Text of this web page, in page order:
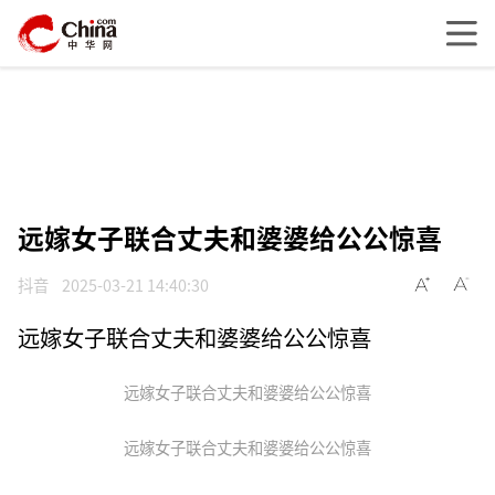
远嫁女子联合丈夫和婆婆给公公惊喜
抖音 2025-03-21 14:40:30
远嫁女子联合丈夫和婆婆给公公惊喜
远嫁女子联合丈夫和婆婆给公公惊喜
远嫁女子联合丈夫和婆婆给公公惊喜